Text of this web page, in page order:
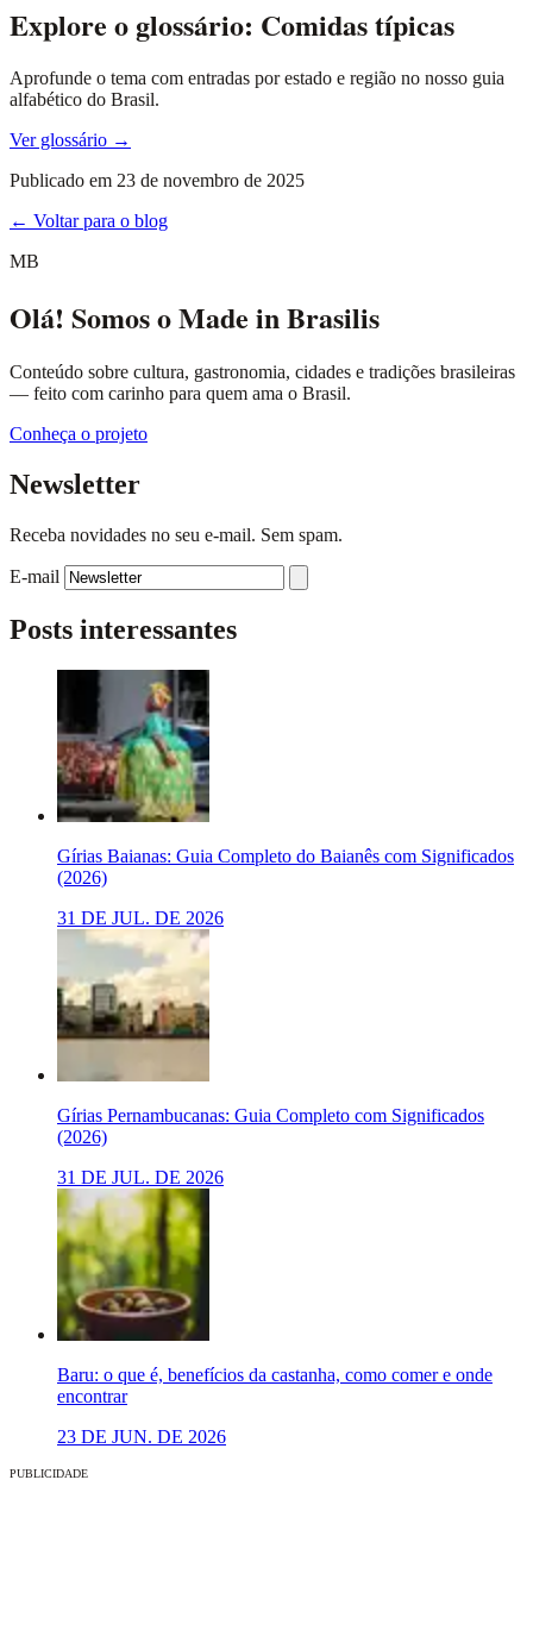
Explore o glossário: Comidas típicas
Aprofunde o tema com entradas por estado e região no nosso guia
alfabético do Brasil.
Ver glossário →
Publicado em 23 de novembro de 2025
← Voltar para o blog
MB
Olá! Somos o Made in Brasilis
Conteúdo sobre cultura, gastronomia, cidades e tradições brasileiras
— feito com carinho para quem ama o Brasil.
Conheça o projeto
Newsletter
Receba novidades no seu e-mail. Sem spam.
E-mail
Posts interessantes
Gírias Baianas: Guia Completo do Baianês com Significados
(2026)
31 DE JUL. DE 2026
Gírias Pernambucanas: Guia Completo com Significados
(2026)
31 DE JUL. DE 2026
Baru: o que é, benefícios da castanha, como comer e onde
encontrar
23 DE JUN. DE 2026
PUBLICIDADE